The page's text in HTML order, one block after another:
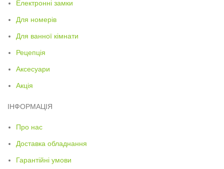
Електронні замки
Для номерів
Для ванної кімнати
Рецепція
Аксесуари
Акція
ІНФОРМАЦІЯ
Про нас
Доставка обладнання
Гарантійні умови